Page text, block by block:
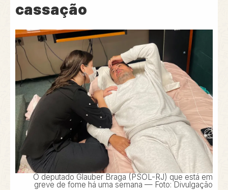
cassação
O deputado Glauber Braga (PSOL-RJ) que está em
greve de fome há uma semana — Foto: Divulgação